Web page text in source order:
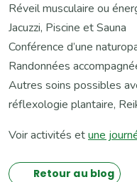
Réveil musculaire ou
Jacuzzi, Piscine et Sauna
Conférence d’une
Randonnées
Autres soins possibles
réflexologie plantaire,
Voir activités etune
Retour au blog